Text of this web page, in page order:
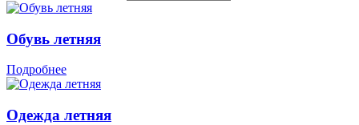
Обувь летняя
Подробнее
Одежда летняя